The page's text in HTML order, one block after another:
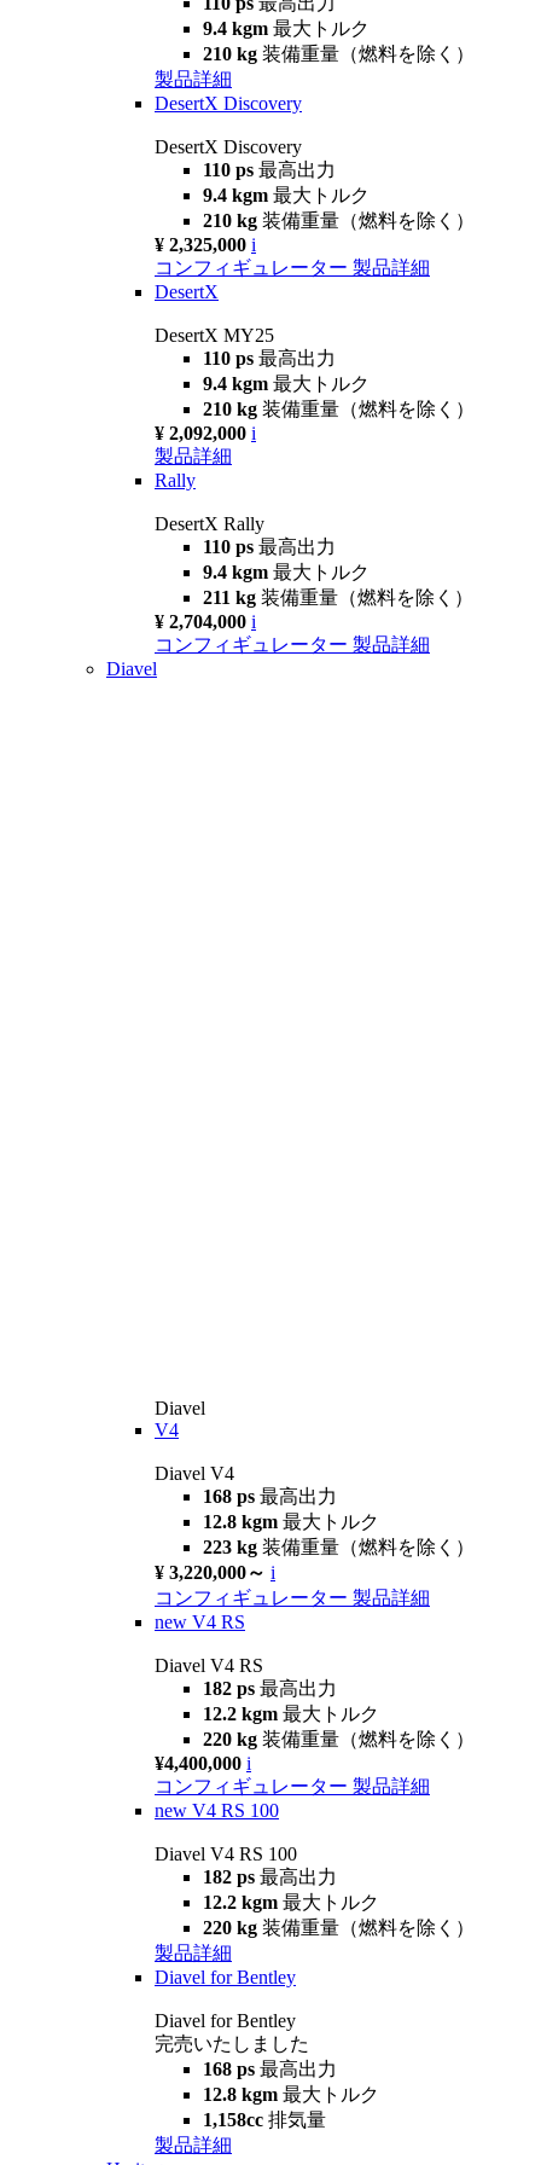
9.4 kgm 最大トルク
210 kg 装備重量（燃料を除く）
製品詳細
DesertX Discovery
DesertX Discovery
110 ps 最高出力
9.4 kgm 最大トルク
210 kg 装備重量（燃料を除く）
¥ 2,325,000 i
コンフィギュレーター 製品詳細
DesertX
DesertX MY25
110 ps 最高出力
9.4 kgm 最大トルク
210 kg 装備重量（燃料を除く）
¥ 2,092,000 i
製品詳細
Rally
DesertX Rally
110 ps 最高出力
9.4 kgm 最大トルク
211 kg 装備重量（燃料を除く）
¥ 2,704,000 i
コンフィギュレーター 製品詳細
Diavel
Diavel
V4
Diavel V4
168 ps 最高出力
12.8 kgm 最大トルク
223 kg 装備重量（燃料を除く）
¥ 3,220,000～ i
コンフィギュレーター 製品詳細
new V4 RS
Diavel V4 RS
182 ps 最高出力
12.2 kgm 最大トルク
220 kg 装備重量（燃料を除く）
¥4,400,000 i
コンフィギュレーター 製品詳細
new V4 RS 100
Diavel V4 RS 100
182 ps 最高出力
12.2 kgm 最大トルク
220 kg 装備重量（燃料を除く）
製品詳細
Diavel for Bentley
Diavel for Bentley
完売いたしました
168 ps 最高出力
12.8 kgm 最大トルク
1,158cc 排気量
製品詳細